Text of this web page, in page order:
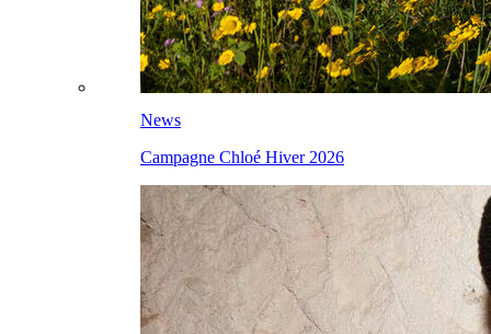
News
Campagne Chloé Hiver 2026